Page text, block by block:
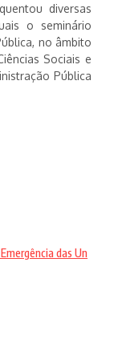
diversas
o seminário
no âmbito
Sociais e
Pública
das Un